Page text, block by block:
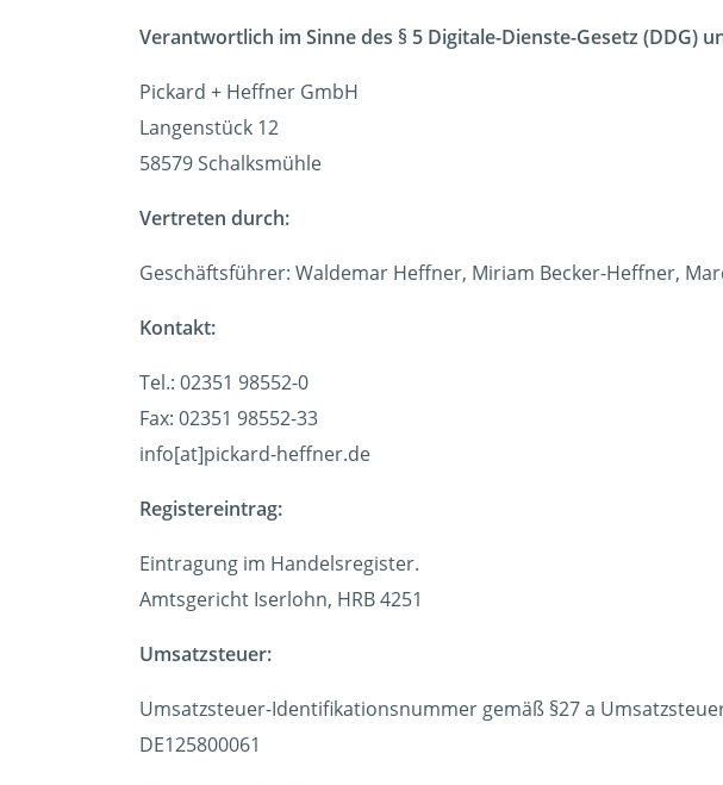
Verantwortlich im Sinne des § 5 Digitale-Dienste-Gesetz (DDG)
Pickard + Heffner GmbH
Langenstück 12
58579 Schalksmühle
Vertreten durch:
Geschäftsführer: Waldemar Heffner, Miriam Becker-Heffner,
Kontakt:
Tel.: 02351 98552-0
Fax: 02351 98552-33
info[at]pickard-heffner.de
Registereintrag:
Eintragung im Handelsregister.
Amtsgericht Iserlohn, HRB 4251
Umsatzsteuer:
Umsatzsteuer-Identifikationsnummer gemäß §27 a
DE125800061